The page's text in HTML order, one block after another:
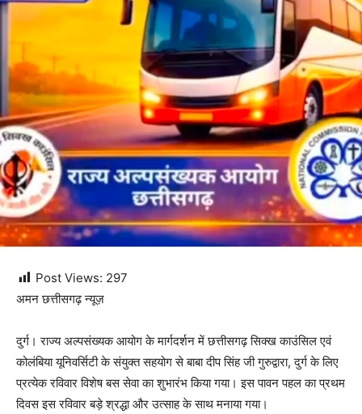
Post Views: 297
अमन छत्तीसगढ़ न्यूज़
दुर्ग। राज्य अल्पसंख्यक आयोग के मार्गदर्शन में छत्तीसगढ़ सिक्ख काउंसिल एवं
कोलंबिया यूनिवर्सिटी के संयुक्त सहयोग से बाबा दीप सिंह जी गुरुद्वारा, दुर्ग के लिए
प्रत्येक रविवार विशेष बस सेवा का शुभारंभ किया गया। इस पावन पहल का प्रथम
दिवस इस रविवार बड़े श्रद्धा और उत्साह के साथ मनाया गया।